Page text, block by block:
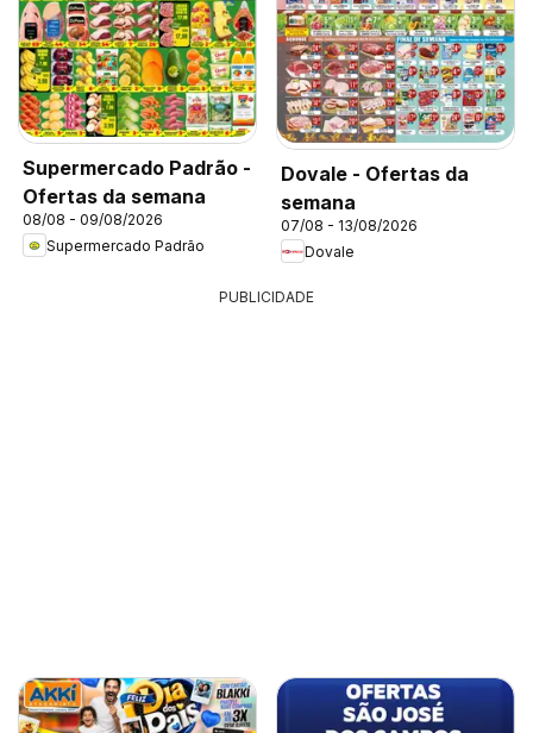
Supermercado Padrão -
Ofertas da semana
08/08 - 09/08/2026
Supermercado Padrão
Dovale - Ofertas da
semana
07/08 - 13/08/2026
Dovale
PUBLICIDADE